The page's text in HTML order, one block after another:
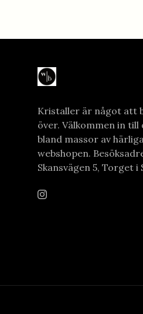
Kristaller är något att
över. Välkommen in
bland massor av
webshopen.
Skansvägen 5, Torget i